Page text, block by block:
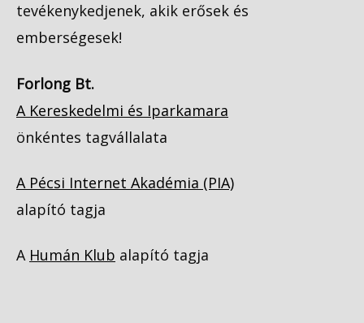
tevékenykedjenek, akik erősek és
emberségesek!
Forlong Bt.
A Kereskedelmi és Iparkamara
önkéntes tagvállalata
A Pécsi Internet Akadémia (PIA)
alapító tagja
A Humán Klub alapító tagja